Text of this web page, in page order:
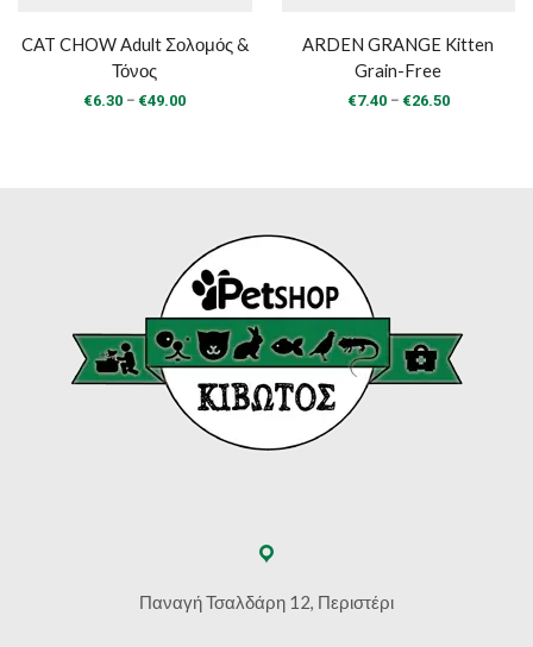
CAT CHOW Adult Σολομός &
Τόνος
€6.30 – €49.00Price
ARDEN GRANGE Kitten
Grain-Free
€7.40 – €26.50Price
Παναγή Τσαλδάρη 12, Περιστέρι